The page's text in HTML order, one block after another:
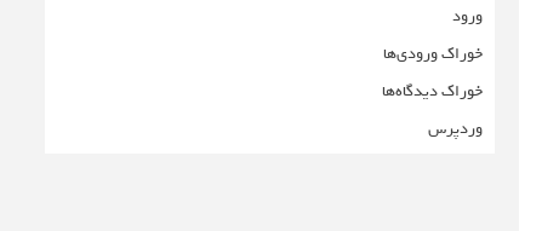
ورود
خوراک ورودی‌ها
خوراک دیدگاه‌ها
وردپرس